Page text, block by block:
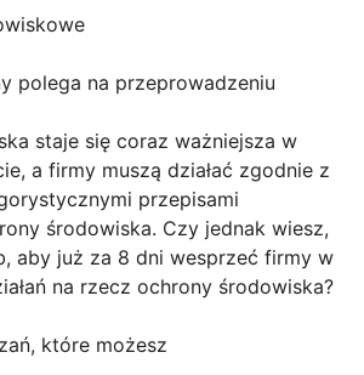
polega na przeprowadzeniu
staje się coraz ważniejsza w
a firmy muszą działać zgodnie z
przepisami
środowiska. Czy jednak wiesz,
aby już za 8 dni wesprzeć firmy w
na rzecz ochrony środowiska?
które możesz